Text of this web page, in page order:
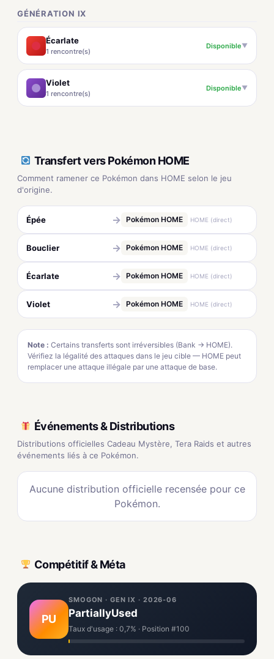
GÉNÉRATION IX
Écarlate
1 rencontre(s)
Disponible▼
Violet
1 rencontre(s)
Disponible▼
Transfert vers Pokémon HOME
Comment ramener ce Pokémon dans HOME selon le jeu
d'origine.
Épée → Pokémon HOME HOME (direct)
Bouclier → Pokémon HOME HOME (direct)
Écarlate → Pokémon HOME HOME (direct)
Violet → Pokémon HOME HOME (direct)
Note : Certains transferts sont irréversibles (Bank → HOME).
Vérifiez la légalité des attaques dans le jeu cible — HOME peut
remplacer une attaque illégale par une attaque de base.
Événements & Distributions
Distributions officielles Cadeau Mystère, Tera Raids et autres
événements liés à ce Pokémon.
Aucune distribution officielle recensée pour ce
Pokémon.
Compétitif & Méta
PU
SMOGON · GEN IX · 2026-06
PartiallyUsed
Taux d'usage : 0,7% · Position #100